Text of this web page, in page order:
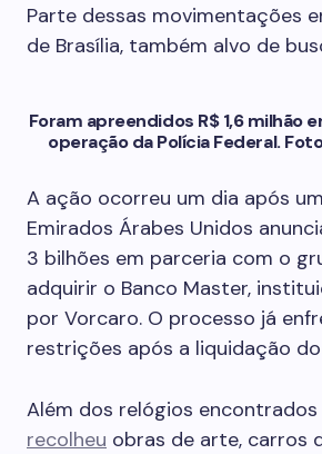
Parte dessas movimentações
de Brasília, também alvo de
Foram apreendidos R$ 1,6 milhão
operação da Polícia Federal.
A ação ocorreu um dia após
Emirados Árabes Unidos
3 bilhões em parceria com o
adquirir o Banco Master,
por Vorcaro. O processo já
restrições após a liquidação
Além dos relógios encontrados
recolheu obras de arte, carros